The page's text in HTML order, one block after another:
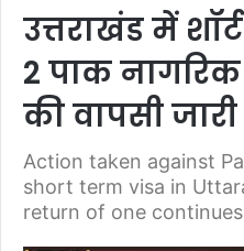
उत्तराखंड में
2 पाक
की वापसी जारी
Action taken against
short term visa in
return of one continues